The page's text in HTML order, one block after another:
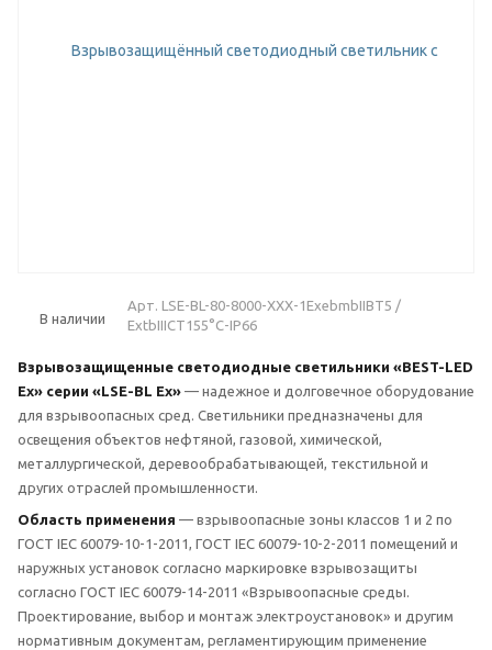
В наличии
Арт. LSE-BL-80-8000-XXX-1ЕхebmbIIBT5 /
ExtbIIICT155°C-IP66
Взрывозащищенные светодиодные светильники «BEST-LED
Ex» серии «LSE-BL Ex» — надежное и долговечное оборудование
для взрывоопасных сред. Светильники предназначены для
освещения объектов нефтяной, газовой, химической,
металлургической, деревообрабатывающей, текстильной и
других отраслей промышленности.
Область применения — взрывоопасные зоны классов 1 и 2 по
ГОСТ IEC 60079-10-1-2011, ГОСТ IEC 60079-10-2-2011 помещений и
наружных установок согласно маркировке взрывозащиты
согласно ГОСТ IEC 60079-14-2011 «Взрывоопасные среды.
Проектирование, выбор и монтаж электроустановок» и другим
нормативным документам, регламентирующим применение